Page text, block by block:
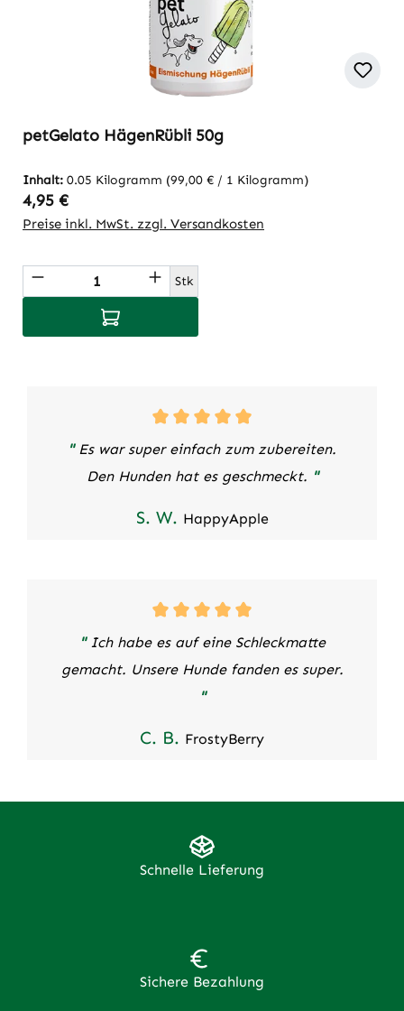
petGelato HägenRübli 50g
Inhalt: 0.05 Kilogramm (99,00 € / 1 Kilogramm)
Regulärer Preis:
4,95 €
Preise inkl. MwSt. zzgl. Versandkosten
Produkt Anzahl: Gib den gewünschten
Stk
In den Warenkorb
"Es war super einfach zum zubereiten.
Den Hunden hat es geschmeckt. "
S. W. HappyApple
"Ich habe es auf eine Schleckmatte
gemacht. Unsere Hunde fanden es super.
"
C. B. FrostyBerry
Schnelle Lieferung
Sichere Bezahlung